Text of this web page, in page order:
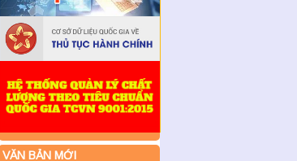
VĂN BẢN MỚI
Công văn về tăng cường công
tác quản lý, thực hiện về các
hoạt động huấn luyện a ...
Quyết định ban hành kèm theo
Ban hành Nội quy tiếp công
dân tại trụ sở Sở Nội vụ ...
Quyết định ban hành kèm theo
đơn thư khiếu nại, t ...